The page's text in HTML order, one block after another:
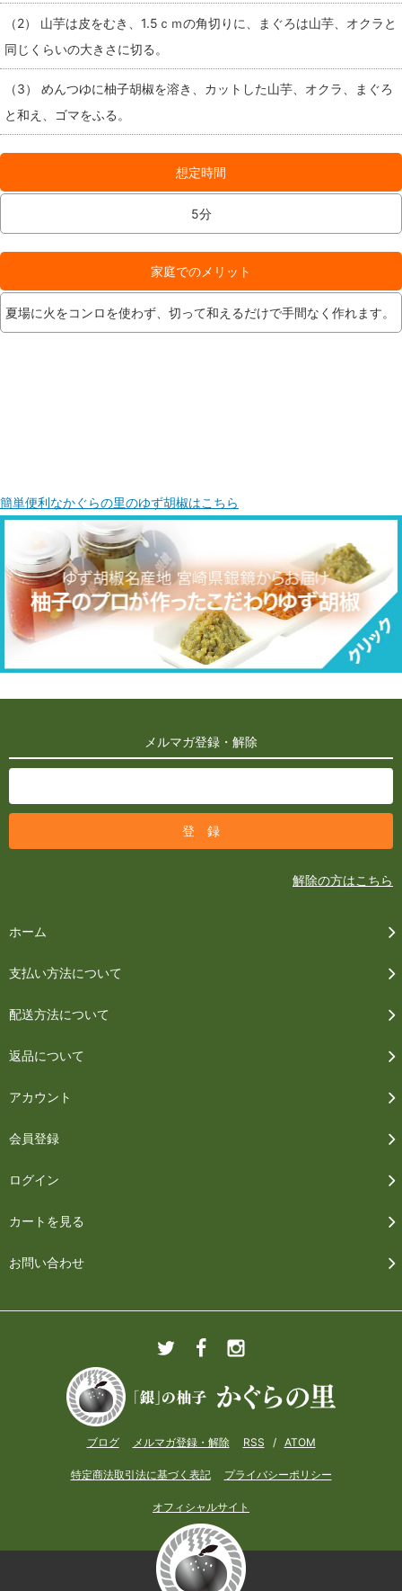
（2） 山芋は皮をむき、1.5ｃｍの角切りに、まぐろは山芋、オクラと
同じくらいの大きさに切る。
（3） めんつゆに柚子胡椒を溶き、カットした山芋、オクラ、まぐろ
と和え、ゴマをふる。
想定時間
5分
家庭でのメリット
夏場に火をコンロを使わず、切って和えるだけで手間なく作れます。
簡単便利なかぐらの里のゆず胡椒はこちら
メルマガ登録・解除
解除の方はこちら
ホーム
支払い方法について
配送方法について
返品について
アカウント
会員登録
ログイン
カートを見る
お問い合わせ
ブログ メルマガ登録・解除 RSS / ATOM
特定商法取引法に基づく表記 プライバシーポリシー
オフィシャルサイト